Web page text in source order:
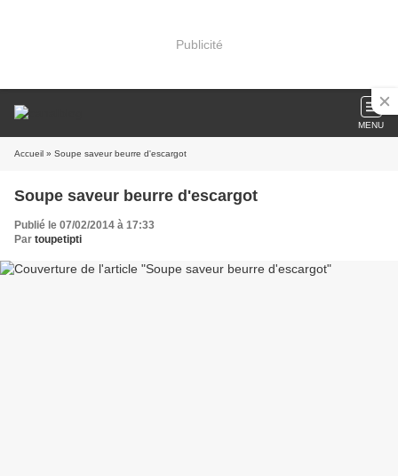
Publicité
MENU
Accueil » Soupe saveur beurre d'escargot
Soupe saveur beurre d'escargot
Publié le 07/02/2014 à 17:33
Par toupetipti